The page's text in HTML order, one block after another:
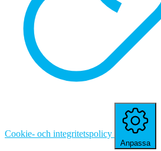
Cookie- och integritetspolicy
Anpassa